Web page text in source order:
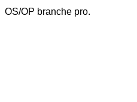
OS/OP branche pro.